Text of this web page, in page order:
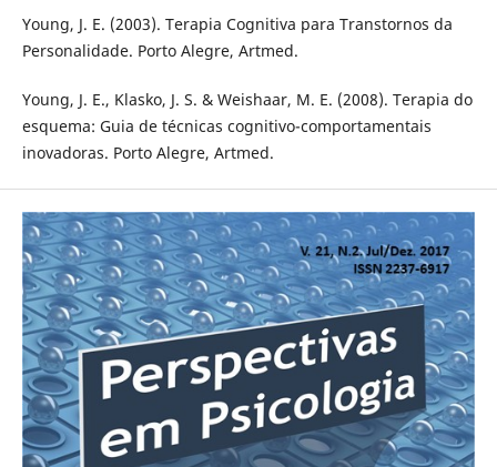
Young, J. E. (2003). Terapia Cognitiva para Transtornos da
Personalidade. Porto Alegre, Artmed.
Young, J. E., Klasko, J. S. & Weishaar, M. E. (2008). Terapia do
esquema: Guia de técnicas cognitivo-comportamentais
inovadoras. Porto Alegre, Artmed.